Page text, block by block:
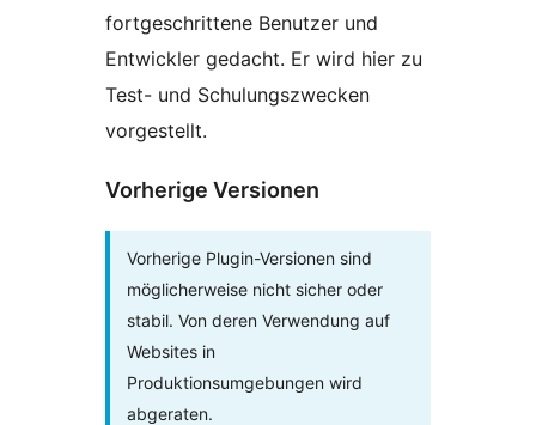
fortgeschrittene Benutzer und
Entwickler gedacht. Er wird hier zu
Test- und Schulungszwecken
vorgestellt.
Vorherige Versionen
Vorherige Plugin-Versionen sind
möglicherweise nicht sicher oder
stabil. Von deren Verwendung auf
Websites in
Produktionsumgebungen wird
abgeraten.